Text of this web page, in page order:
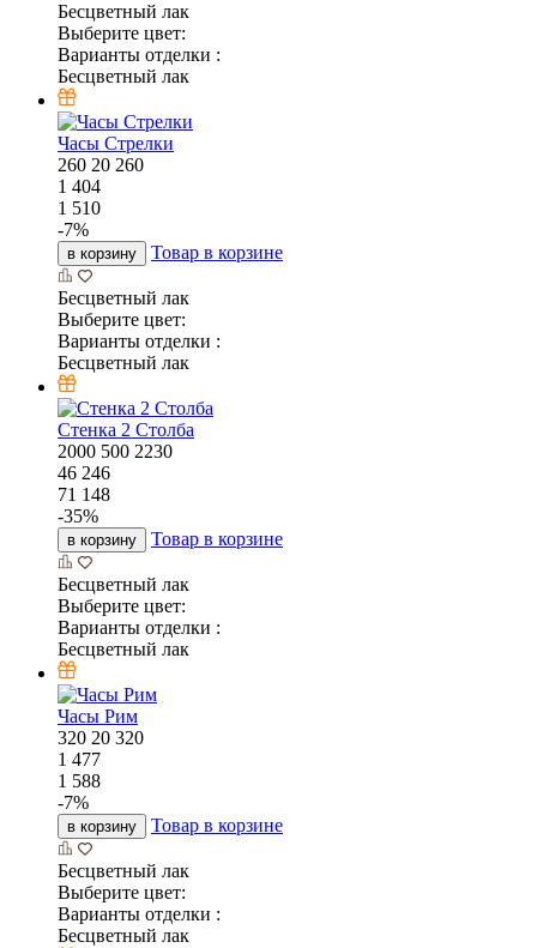
Бесцветный лак
Выберите цвет:
Варианты отделки :
Бесцветный лак
Часы Стрелки
260 20 260
1 404
1 510
-7%
в корзину Товар в корзине
Бесцветный лак
Выберите цвет:
Варианты отделки :
Бесцветный лак
Стенка 2 Столба
2000 500 2230
46 246
71 148
-35%
в корзину Товар в корзине
Бесцветный лак
Выберите цвет:
Варианты отделки :
Бесцветный лак
Часы Рим
320 20 320
1 477
1 588
-7%
в корзину Товар в корзине
Бесцветный лак
Выберите цвет:
Варианты отделки :
Бесцветный лак